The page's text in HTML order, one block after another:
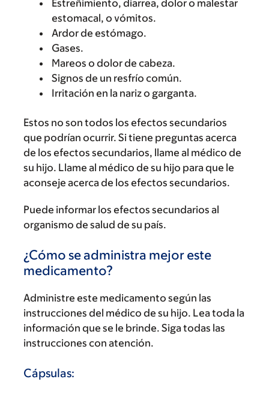
Estreñimiento, diarrea, dolor o malestar
estomacal, o vómitos.
Ardor de estómago.
Gases.
Mareos o dolor de cabeza.
Signos de un resfrío común.
Irritación en la nariz o garganta.
Estos no son todos los efectos secundarios
que podrían ocurrir. Si tiene preguntas acerca
de los efectos secundarios, llame al médico de
su hijo. Llame al médico de su hijo para que le
aconseje acerca de los efectos secundarios.
Puede informar los efectos secundarios al
organismo de salud de su país.
¿Cómo se administra mejor este
medicamento?
Administre este medicamento según las
instrucciones del médico de su hijo. Lea toda la
información que se le brinde. Siga todas las
instrucciones con atención.
Cápsulas: